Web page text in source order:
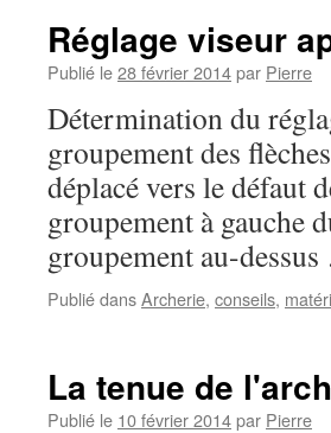
Réglage viseur
Publié le28 février 2014par Pierre
Détermination du
groupement des
déplacé vers le défaut
groupement à gauche
groupement au-
Publié dansArcherie, conseils,
La tenue de
Publié le 10 février 2014par Pierre